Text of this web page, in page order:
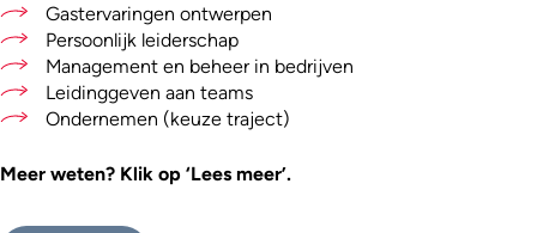
Gastervaringen ontwerpen
Persoonlijk leiderschap
Management en beheer in bedrijven
Leidinggeven aan teams
Ondernemen (keuze traject)
Meer weten? Klik op ‘Lees meer’.